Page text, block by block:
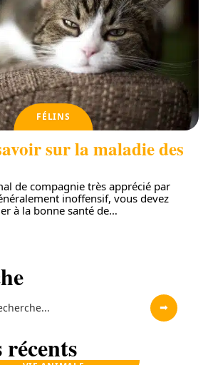
FÉLINS
sur la maladie des
de compagnie très apprécié par
inoffensif, vous devez
à la bonne santé de…